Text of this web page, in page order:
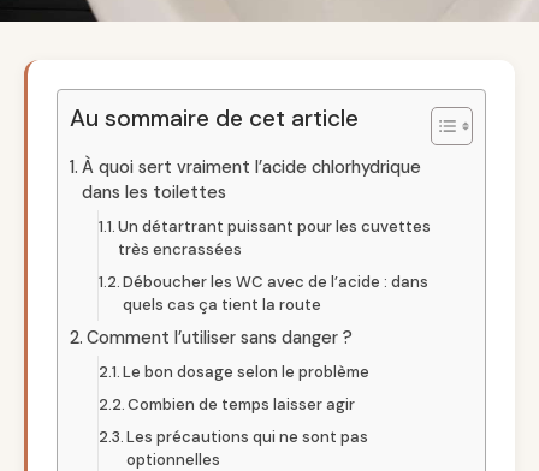
Au sommaire de cet article
À quoi sert vraiment l’acide chlorhydrique
dans les toilettes
Un détartrant puissant pour les cuvettes
très encrassées
Déboucher les WC avec de l’acide : dans
quels cas ça tient la route
Comment l’utiliser sans danger ?
Le bon dosage selon le problème
Combien de temps laisser agir
Les précautions qui ne sont pas
optionnelles